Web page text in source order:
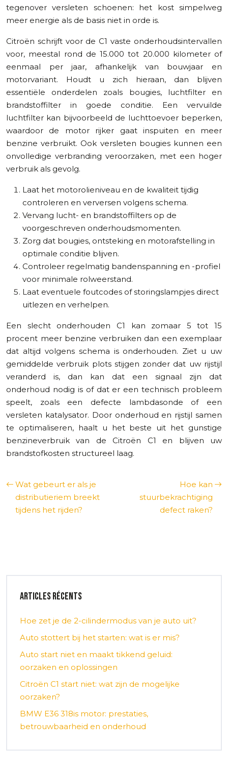
tegenover versleten schoenen: het kost simpelweg
meer energie als de basis niet in orde is.
Citroën schrijft voor de C1 vaste onderhoudsintervallen
voor, meestal rond de 15.000 tot 20.000 kilometer of
eenmaal per jaar, afhankelijk van bouwjaar en
motorvariant. Houdt u zich hieraan, dan blijven
essentiële onderdelen zoals bougies, luchtfilter en
brandstoffilter in goede conditie. Een vervuilde
luchtfilter kan bijvoorbeeld de luchttoevoer beperken,
waardoor de motor rijker gaat inspuiten en meer
benzine verbruikt. Ook versleten bougies kunnen een
onvolledige verbranding veroorzaken, met een hoger
verbruik als gevolg.
Laat het motorolieniveau en de kwaliteit tijdig
controleren en verversen volgens schema.
Vervang lucht- en brandstoffilters op de
voorgeschreven onderhoudsmomenten.
Zorg dat bougies, ontsteking en motorafstelling in
optimale conditie blijven.
Controleer regelmatig bandenspanning en -profiel
voor minimale rolweerstand.
Laat eventuele foutcodes of storingslampjes direct
uitlezen en verhelpen.
Een slecht onderhouden C1 kan zomaar 5 tot 15
procent meer benzine verbruiken dan een exemplaar
dat altijd volgens schema is onderhouden. Ziet u uw
gemiddelde verbruik plots stijgen zonder dat uw rijstijl
veranderd is, dan kan dat een signaal zijn dat
onderhoud nodig is of dat er een technisch probleem
speelt, zoals een defecte lambdasonde of een
versleten katalysator. Door onderhoud en rijstijl samen
te optimaliseren, haalt u het beste uit het gunstige
benzineverbruik van de Citroën C1 en blijven uw
brandstofkosten structureel laag.
Wat gebeurt er als je
distributieriem breekt
tijdens het rijden?
Hoe kan
stuurbekrachtiging
defect raken?
Articles récents
Hoe zet je de 2-cilindermodus van je auto uit?
Auto stottert bij het starten: wat is er mis?
Auto start niet en maakt tikkend geluid:
oorzaken en oplossingen
Citroën C1 start niet: wat zijn de mogelijke
oorzaken?
BMW E36 318is motor: prestaties,
betrouwbaarheid en onderhoud